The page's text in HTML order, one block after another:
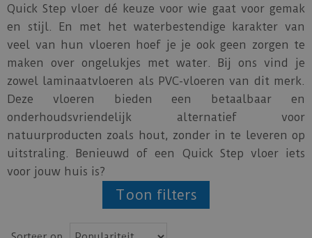
Quick Step vloer dé keuze voor wie gaat voor gemak
en stijl. En met het waterbestendige karakter van
veel van hun vloeren hoef je je ook geen zorgen te
maken over ongelukjes met water. Bij ons vind je
zowel laminaatvloeren als PVC-vloeren van dit merk.
Deze vloeren bieden een betaalbaar en
onderhoudsvriendelijk alternatief voor
natuurproducten zoals hout, zonder in te leveren op
uitstraling. Benieuwd of een Quick Step vloer iets
voor jouw huis is?
Toon filters